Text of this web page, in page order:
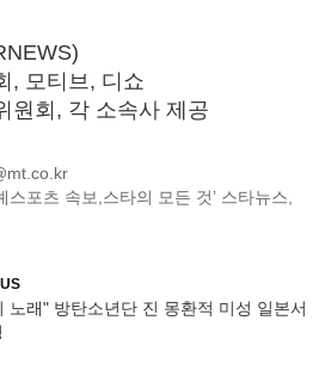
, 모티브, 디쇼
원회, 각 소속사 제공
포츠 속보,스타의 모든 것’ 스타뉴스,
노래" 방탄소년단 진 몽환적 미성 일본서